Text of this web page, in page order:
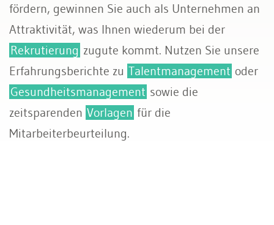
fördern, gewinnen Sie auch als Unternehmen an
Attraktivität, was Ihnen wiederum bei der
Rekrutierung zugute kommt. Nutzen Sie unsere
Erfahrungsberichte zu Talentmanagement oder
Gesundheitsmanagement sowie die
zeitsparenden Vorlagen für die
Mitarbeiterbeurteilung.